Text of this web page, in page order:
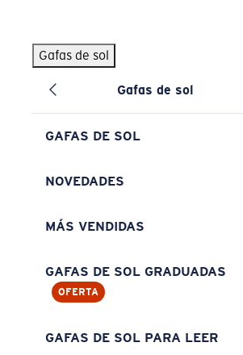
Gafas de sol
Gafas de sol
GAFAS DE SOL
NOVEDADES
MÁS VENDIDAS
GAFAS DE SOL GRADUADAS
OFERTA
GAFAS DE SOL PARA LEER
Edition Pack Exclusivo
gafas de sol